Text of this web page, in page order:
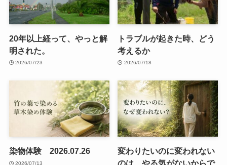
20年以上経って、やっと解
明された。
2026/07/23
トラブルが起きた時、どう
考えるか
2026/07/18
染物体験 2026.07.26
2026/07/13
変わりたいのに変われない
のは、やる気がないからで